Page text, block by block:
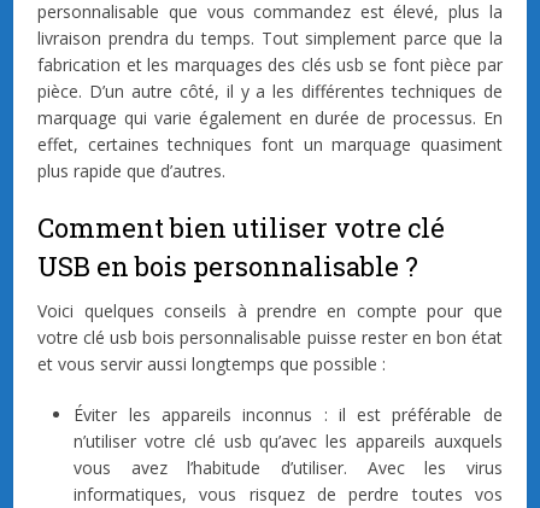
personnalisable que vous commandez est élevé, plus la
livraison prendra du temps. Tout simplement parce que la
fabrication et les marquages des clés usb se font pièce par
pièce. D’un autre côté, il y a les différentes techniques de
marquage qui varie également en durée de processus. En
effet, certaines techniques font un marquage quasiment
plus rapide que d’autres.
Comment bien utiliser votre clé
USB en bois personnalisable ?
Voici quelques conseils à prendre en compte pour que
votre clé usb bois personnalisable puisse rester en bon état
et vous servir aussi longtemps que possible :
Éviter les appareils inconnus : il est préférable de
n’utiliser votre clé usb qu’avec les appareils auxquels
vous avez l’habitude d’utiliser. Avec les virus
informatiques, vous risquez de perdre toutes vos